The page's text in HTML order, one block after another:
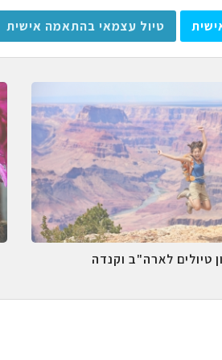
טיול עצמאי בהתאמה אישית
טיולים לארה"ב וקנדה